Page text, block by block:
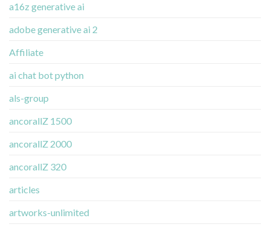
a16z generative ai
adobe generative ai 2
Affiliate
ai chat bot python
als-group
ancorallZ 1500
ancorallZ 2000
ancorallZ 320
articles
artworks-unlimited